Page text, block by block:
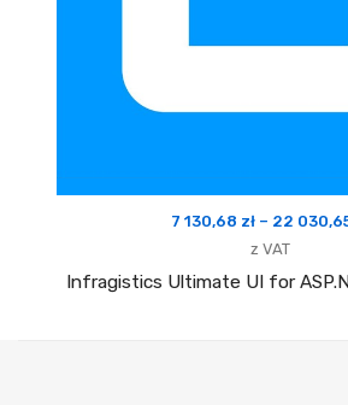
7 130,68 zł – 22
z VAT
Infragistics Ultimate UI for